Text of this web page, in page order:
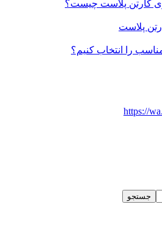
کارتن پلاست چیست؟
پلاست
را انتخاب کنیم؟
https://
جستجو